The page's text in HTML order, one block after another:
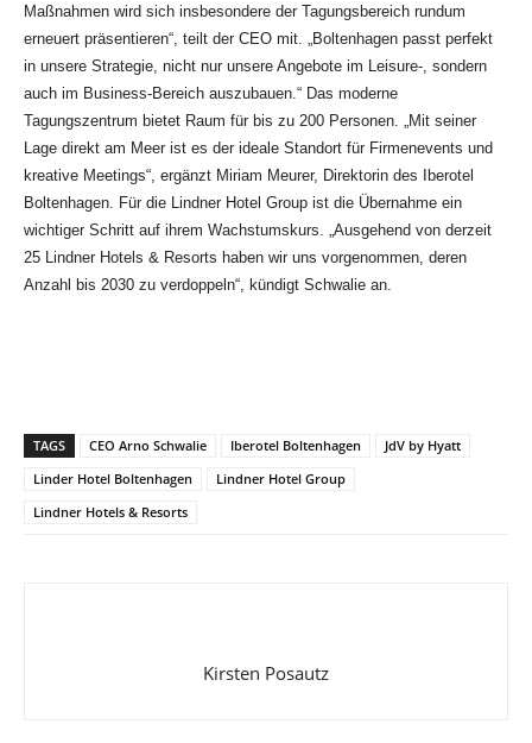
Maßnahmen wird sich insbesondere der Tagungsbereich rundum
erneuert präsentieren“, teilt der CEO mit. „Boltenhagen passt perfekt
in unsere Strategie, nicht nur unsere Angebote im Leisure-, sondern
auch im Business-Bereich auszubauen.“ Das moderne
Tagungszentrum bietet Raum für bis zu 200 Personen. „Mit seiner
Lage direkt am Meer ist es der ideale Standort für Firmenevents und
kreative Meetings“, ergänzt Miriam Meurer, Direktorin des Iberotel
Boltenhagen. Für die Lindner Hotel Group ist die Übernahme ein
wichtiger Schritt auf ihrem Wachstumskurs. „Ausgehend von derzeit
25 Lindner Hotels & Resorts haben wir uns vorgenommen, deren
Anzahl bis 2030 zu verdoppeln“, kündigt Schwalie an.
TAGS CEO Arno Schwalie Iberotel Boltenhagen
JdV by Hyatt
Linder Hotel Boltenhagen
Lindner Hotel Group
Lindner Hotels & Resorts
Kirsten Posautz